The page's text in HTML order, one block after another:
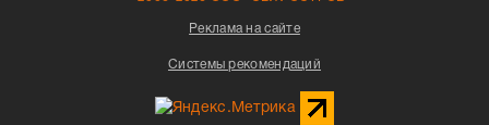
Реклама на сайте
Системы рекомендаций